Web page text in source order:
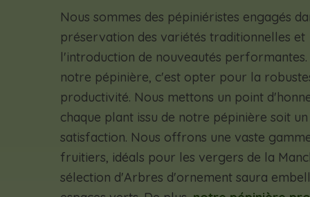
Nous sommes des pépiniéristes engagés
préservation des variétés traditionnelles et
l'introduction de nouveautés performantes.
notre pépinière, c'est opter pour la
productivité. Nous mettons un point
chaque plant issu de notre pépinière soit
satisfaction. Nous offrons une vaste
fruitiers, idéals pour les vergers de la
sélection d'Arbres d'ornement saura